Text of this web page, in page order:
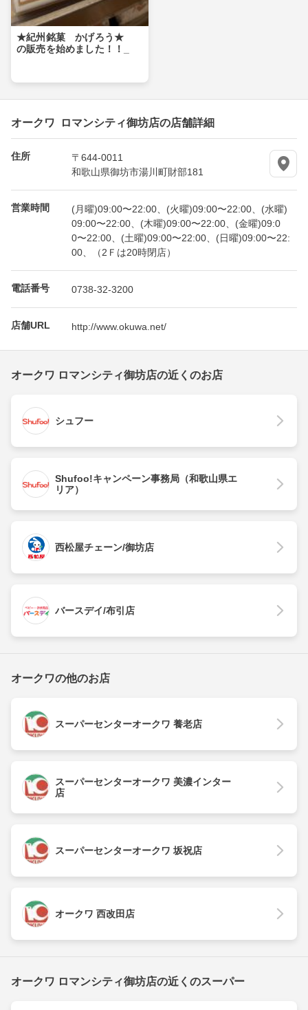
★紀州銘菓 かげろう★
の販売を始めました！！_
オークワ ロマンシティ御坊店の店舗詳細
住所
〒644-0011
和歌山県御坊市湯川町財部181
営業時間
(月曜)09:00〜22:00、(火曜)09:00〜22:00、(水曜)
09:00〜22:00、(木曜)09:00〜22:00、(金曜)09:0
0〜22:00、(土曜)09:00〜22:00、(日曜)09:00〜22:
00、（2Ｆは20時閉店）
電話番号 0738-32-3200
店舗URL http://www.okuwa.net/
オークワ ロマンシティ御坊店の近くのお店
シュフー
Shufoo!キャンペーン事務局（和歌山県エ
リア）
西松屋チェーン/御坊店
バースデイ/布引店
オークワの他のお店
スーパーセンターオークワ 養老店
スーパーセンターオークワ 美濃インター
店
スーパーセンターオークワ 坂祝店
オークワ 西改田店
オークワ ロマンシティ御坊店の近くのスーパー